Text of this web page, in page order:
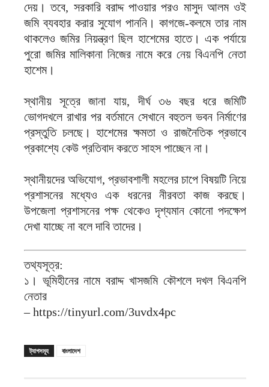
দেয়। তবে, সরকারি বরাদ্দ পাওয়ার পরও মাসুদ আলম ওই
জমি ব্যবহার করার সুযোগ পাননি। কাগজে-কলমে তার নাম
থাকলেও জমির নিয়ন্ত্রণ ছিল হাশেমের হাতে। এক পর্যায়ে
পুরো জমির মালিকানা নিজের নামে করে নেয় বিএনপি নেতা
হাশেম।
স্থানীয় সূত্রে জানা যায়, দীর্ঘ ৩৬ বছর ধরে জমিটি
ভোগদখলে রাখার পর বর্তমানে সেখানে বহুতল ভবন নির্মাণের
প্রস্তুতি চলছে। হাশেমের ক্ষমতা ও রাজনৈতিক প্রভাবে
প্রকাশ্যে কেউ প্রতিবাদ করতে সাহস পাচ্ছেন না।
স্থানীয়দের অভিযোগ, প্রভাবশালী মহলের চাপে বিষয়টি নিয়ে
প্রশাসনের মধ্যেও এক ধরনের নীরবতা কাজ করছে।
উপজেলা প্রশাসনের পক্ষ থেকেও দৃশ্যমান কোনো পদক্ষেপ
দেখা যাচ্ছে না বলে দাবি তাদের।
তথ্যসূত্র:
১। ভূমিহীনের নামে বরাদ্দ খাসজমি কৌশলে দখল বিএনপি
নেতার
– https://tinyurl.com/3uvdx4pc
ট্যাগসমূহ বাংলাদেশ